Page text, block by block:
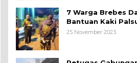
7 Warga Brebes
Bantuan Kaki
Operasi Bibir
25 November 2023